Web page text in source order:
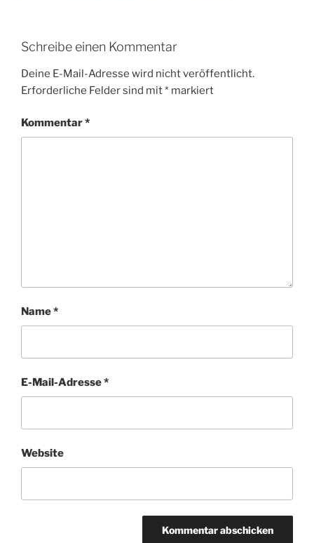
Schreibe einen Kommentar
Deine E-Mail-Adresse wird nicht veröffentlicht.
Erforderliche Felder sind mit* markiert
Kommentar*
Name*
E-Mail-Adresse*
Website